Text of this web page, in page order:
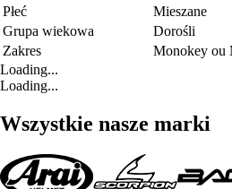
Płeć
Mieszane
Grupa wiekowa
Dorośli
Zakres
Monokey ou
Loading...
Loading...
Wszystkie nasze marki